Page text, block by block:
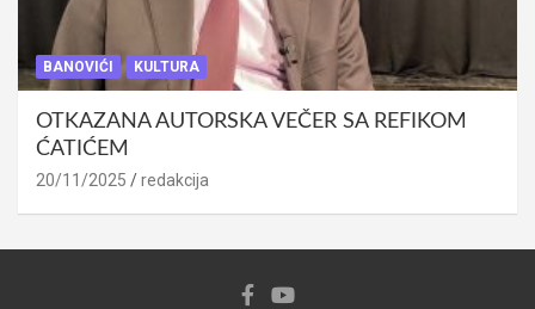
BANOVIĆI KULTURA
OTKAZANA AUTORSKA VEČER SA REFIKOM
ĆATIĆEM
20/11/2025 redakcija